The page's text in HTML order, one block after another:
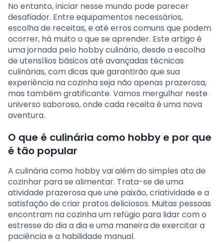
No entanto, iniciar nesse mundo pode parecer
desafiador. Entre equipamentos necessários,
escolha de receitas, e até erros comuns que podem
ocorrer, há muito o que se aprender. Este artigo é
uma jornada pelo hobby culinário, desde a escolha
de utensílios básicos até avançadas técnicas
culinárias, com dicas que garantirão que sua
experiência na cozinha seja não apenas prazerosa,
mas também gratificante. Vamos mergulhar neste
universo saboroso, onde cada receita é uma nova
aventura.
O que é culinária como hobby e por que
é tão popular
A culinária como hobby vai além do simples ato de
cozinhar para se alimentar. Trata-se de uma
atividade prazerosa que une paixão, criatividade e a
satisfação de criar pratos deliciosos. Muitas pessoas
encontram na cozinha um refúgio para lidar com o
estresse do dia a dia e uma maneira de exercitar a
paciência e a habilidade manual.